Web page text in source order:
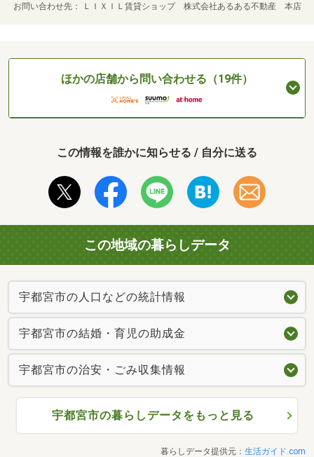
お問い合わせ先 ＬＩＸＩＬ賃貸ショップ 株式会社あるある不動産 本店
ほかの店舗から問い合わせる（19件）
この情報を誰かに知らせる / 自分に送る
この地域の暮らしデータ
宇都宮市の人口などの統計情報
宇都宮市の結婚・育児の助成金
宇都宮市の治安・ごみ収集情報
宇都宮市の暮らしデータをもっと見る
暮らしデータ提供元： 生活ガイド.com